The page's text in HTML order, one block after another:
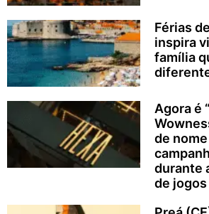
Férias
inspira
família
Agora é
de
durante
de jogos